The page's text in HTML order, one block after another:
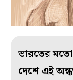
ভারতের
দেশে এই